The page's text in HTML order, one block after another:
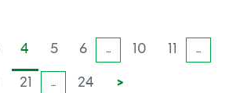
4 5 6 ... 10 11 ...
21 ... 24 >